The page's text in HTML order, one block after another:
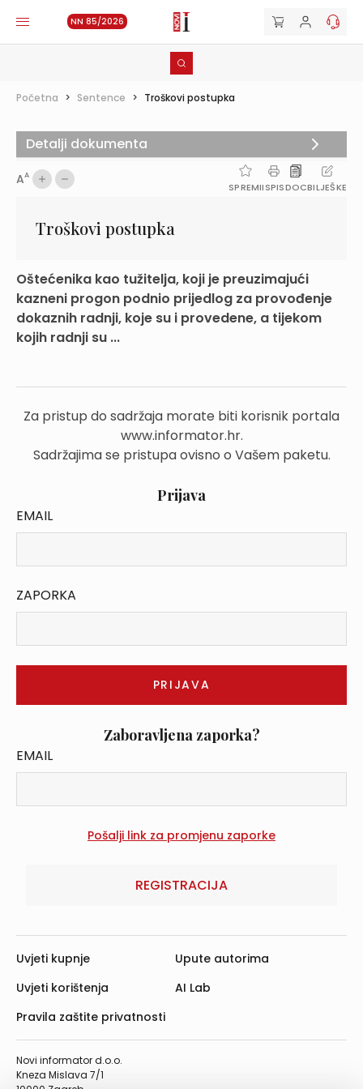
NN 85/2026
Početna > Sentence > Troškovi postupka
AA
SPREMIISPISDOCBILJEŠKE
Troškovi postupka
Oštećenika kao tužitelja, koji je preuzimajući
kazneni progon podnio prijedlog za provođenje
dokaznih radnji, koje su i provedene, a tijekom
kojih radnji su ...
Za pristup do sadržaja morate biti korisnik portala
www.informator.hr.
Sadržajima se pristupa ovisno o Vašem paketu.
Prijava
EMAIL
ZAPORKA
Zaboravljena zaporka?
EMAIL
REGISTRACIJA
Detalji dokumenta
Novi informator d.o.o.
Kneza Mislava 7/1
Uvjeti kupnje
Uvjeti korištenja
Pravila zaštite privatnosti
Upute autorima
AI Lab